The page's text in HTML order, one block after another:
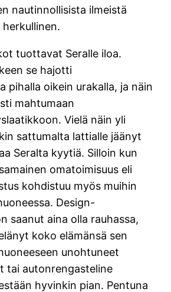
nautinnollisista ilmeistä
tuottavat Seralle iloa.
se hajotti
pihalla oikein urakalla, ja näin
mahtumaan
Vielä näin yli
sattumalta lattialle jäänyt
Seralta kyytiä. Silloin kun
omatoimisuus eli
kohdistuu myös muihin
Design-
saanut aina olla rauhassa,
koko elämänsä sen
unohtuneet
tai autonrengasteline
hyvinkin pian. Pentuna